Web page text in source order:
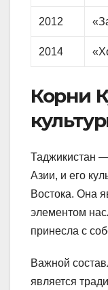
2012
2014
Корни
Таджикистан
Азии, и его
Востока. Она
элементом
принесла с
Важной
является